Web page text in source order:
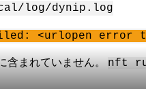
log/dynip.log
<urlopen error
含まれていません。nft